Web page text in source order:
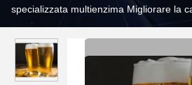
specializzata multienzima Migliorare la